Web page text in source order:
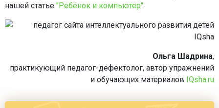
нашей статье "Ребёнок и компьютер".
Ольга Шадрина,
практикующий педагог-дефектолог, автор упражнений
и обучающих материалов IQsha.ru